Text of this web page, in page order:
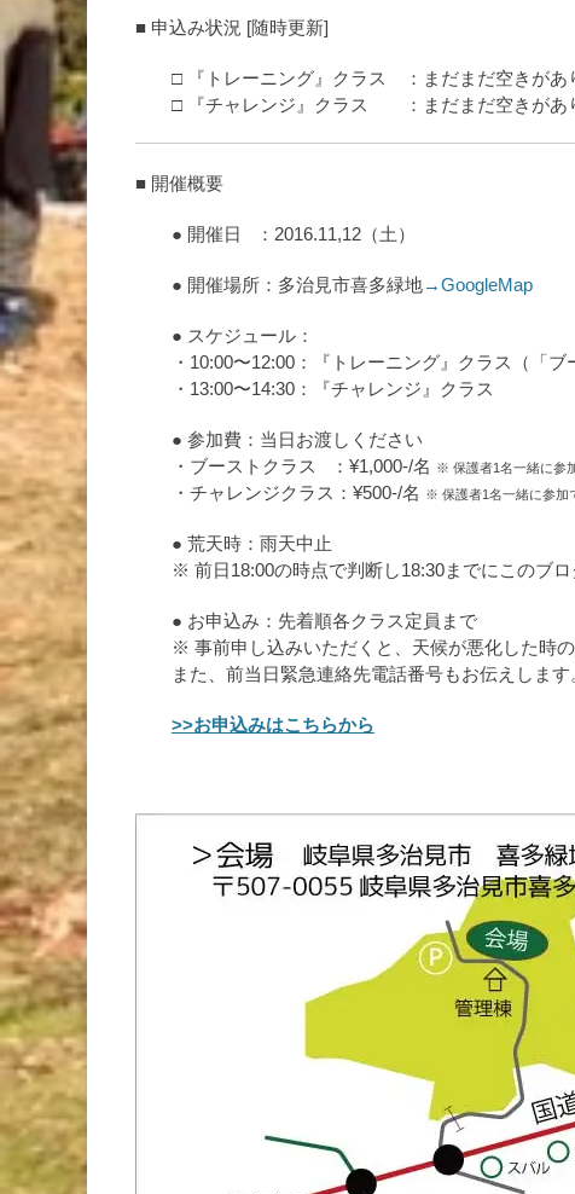
■ 申込み状況 [随時更新]
□ 『トレーニング』クラス ：まだまだ空きがあ
□ 『チャレンジ』クラス ：まだまだ空きがあ
■ 開催概要
● 開催日 ：2016.11,12（土）
● 開催場所：多治見市喜多緑地→GoogleMap
● スケジュール：
・10:00〜12:00：『トレーニング』クラス（「ブ
・13:00〜14:30：『チャレンジ』クラス
● 参加費：当日お渡しください
・ブーストクラス ：¥1,000-/名 ※ 保護者1名一緒に参
・チャレンジクラス：¥500-/名 ※ 保護者1名一緒に参加
● 荒天時：雨天中止
※ 前日18:00の時点で判断し18:30までにこのブロ
● お申込み：先着順各クラス定員まで
※ 事前申し込みいただくと、天候が悪化した時
また、前当日緊急連絡先電話番号もお伝えします
>>お申込みはこちらから